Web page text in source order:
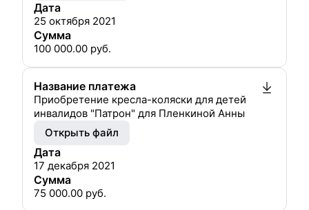
Дата
25 октября 2021
Сумма
100 000.00 руб.
Название платежа
Приобретение кресла-коляски для детей
инвалидов "Патрон" для Пленкиной Анны
Открыть файл
Дата
17 декабря 2021
Сумма
75 000.00 руб.